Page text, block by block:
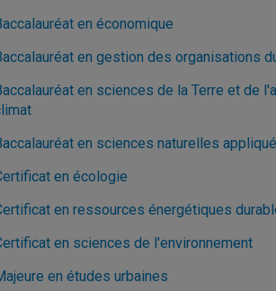
en économique
en gestion des organisations
en sciences de la Terre et de
en sciences naturelles
en écologie
en ressources énergétiques
en sciences de l'environnement
en études urbaines